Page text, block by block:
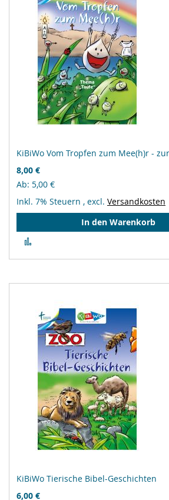
KiBiWo Vom Tropfen zum Mee(h)r -
8,00 €
Ab 5,00 €
Inkl. 7% Steuern , excl. Versandkosten
In den Warenkorb
hinzufügen
KiBiWo Tierische Bibel-Geschichten
6,00 €